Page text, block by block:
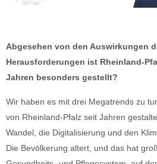
Abgesehen von den Auswirkungen
Herausforderungen ist Rheinland-
Jahren besonders gestellt?
Wir haben es mit drei Megatrends zu
von Rheinland-Pfalz seit Jahren
Wandel, die Digitalisierung und den
Die Bevölkerung altert, und das hat